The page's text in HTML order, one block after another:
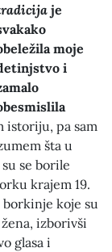
je
moje
i
istoriju, pa sam
šta u
se borile
krajem 19.
borkinje koje su
izborivši
glasa i